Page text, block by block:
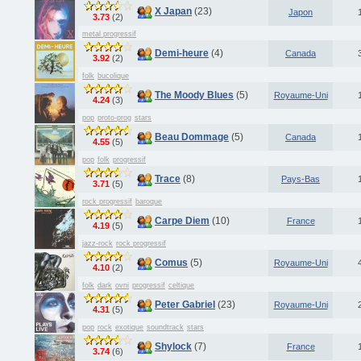
3.73(2) X Japan (23) Japon
metal progressif
3.92(2) Demi-heure (4) Canada
folk bucolique
4.24(3) The Moody Blues (5) Royaume-Uni
pop proto-prog stars
4.55(5) Beau Dommage (5) Canada
pop folk progressif
3.71(5) Trace (8) Pays-Bas
rock progressif baroque
4.19(5) Carpe Diem (10) France
jazz-rock rock progressif
4.10(2) Comus (5) Royaume-Uni
folk dark ovni progressif celtique
4.31(5) Peter Gabriel (23) Royaume-Uni
pop rock exotique soundtrack stars
3.74(6) Shylock (7) France